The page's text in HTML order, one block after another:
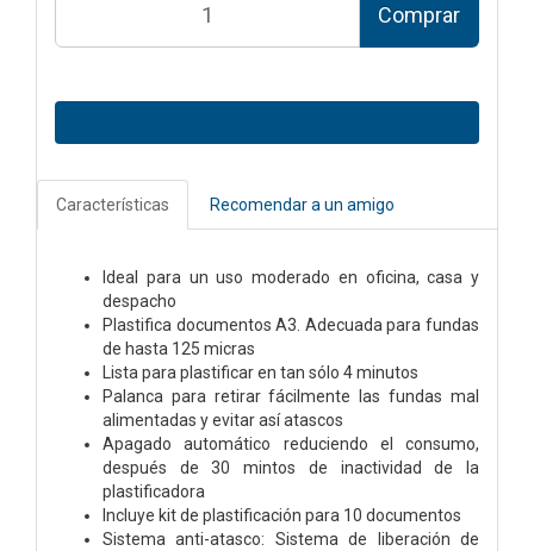
Comprar
Características Recomendar a un amigo
Ideal para un uso moderado en oficina, casa y
despacho
Plastifica documentos A3. Adecuada para fundas
de hasta 125 micras
Lista para plastificar en tan sólo 4 minutos
Palanca para retirar fácilmente las fundas mal
alimentadas y evitar así atascos
Apagado automático reduciendo el consumo,
después de 30 mintos de inactividad de la
plastificadora
Incluye kit de plastificación para 10 documentos
Sistema anti-atasco: Sistema de liberación de